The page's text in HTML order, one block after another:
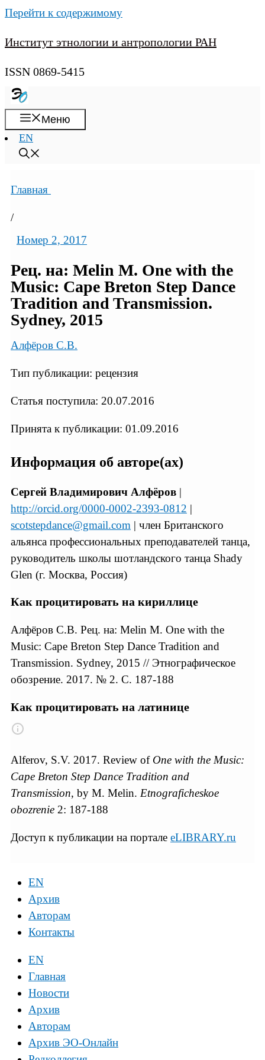
Перейти к содержимому
Институт этнологии и антропологии РАН
ISSN 0869-5415
Меню
EN
Главная
/
Номер 2, 2017
Рец. на: Melin M. One with the
Music: Cape Breton Step Dance
Tradition and Transmission.
Sydney, 2015
Алфёров С.В.
Тип публикации: рецензия
Статья поступила: 20.07.2016
Принята к публикации: 01.09.2016
Информация об авторе(ах)
Сергей Владимирович Алфёров |
http://orcid.org/0000-0002-2393-0812 |
scotstepdance@gmail.com | член Британского
альянса профессиональных преподавателей танца,
руководитель школы шотландского танца Shady
Glen (г. Москва, Россия)
Как процитировать на кириллице
Алфёров С.В. Рец. на: Melin M. One with the
Music: Cape Breton Step Dance Tradition and
Transmission. Sydney, 2015 // Этнографическое
обозрение. 2017. № 2. С. 187-188
Как процитировать на латинице
Alferov, S.V. 2017. Review of One with the Music:
Cape Breton Step Dance Tradition and
Transmission, by M. Melin. Etnograficheskoe
obozrenie 2: 187-188
Доступ к публикации на портале eLIBRARY.ru
EN
Архив
Авторам
Контакты
EN
Главная
Новости
Архив
Авторам
Архив ЭО-Онлайн